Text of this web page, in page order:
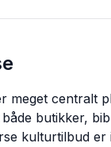
meget centralt
butikker,
kulturtilbud